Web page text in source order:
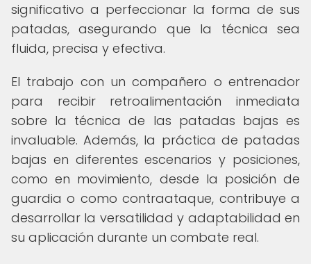
significativo a perfeccionar la forma de sus
patadas, asegurando que la técnica sea
fluida, precisa y efectiva.
El trabajo con un compañero o entrenador
para recibir retroalimentación inmediata
sobre la técnica de las patadas bajas es
invaluable. Además, la práctica de patadas
bajas en diferentes escenarios y posiciones,
como en movimiento, desde la posición de
guardia o como contraataque, contribuye a
desarrollar la versatilidad y adaptabilidad en
su aplicación durante un combate real.